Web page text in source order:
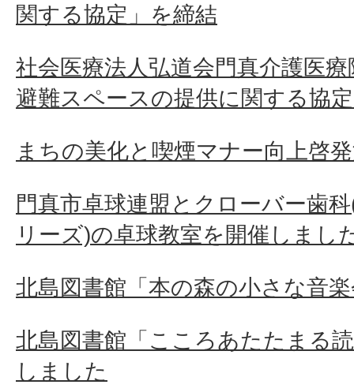
関する協定」を締結
社会医療法人弘道会門真介護医
避難スペースの提供に関する協
まちの美化と喫煙マナー向上啓
門真市卓球連盟とクローバー歯
リーズ)の卓球教室を開催しまし
北島図書館「本の森の小さな音
北島図書館「こころあたたまる
しました